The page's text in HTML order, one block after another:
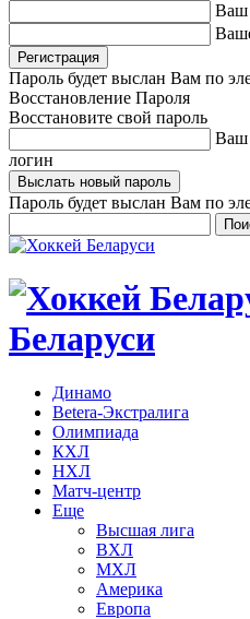
Ваш
Пароль будет выслан Вам по
Восстановление Пароля
Восстановите свой пароль
Ваш
логин
Пароль будет выслан Вам по
Беларуси
Динамо
Betera-Экстралига
Олимпиада
КХЛ
НХЛ
Матч-центр
Еще
Высшая лига
ВХЛ
МХЛ
Америка
Европа